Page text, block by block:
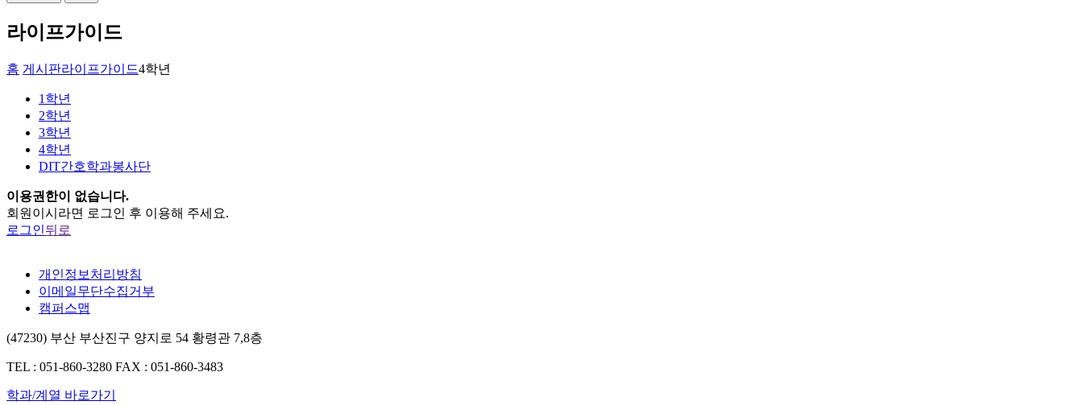
라이프가이드
홈 게시판라이프가이드4학년
1학년
2학년
3학년
4학년
DIT간호학과봉사단
이용권한이 없습니다.
회원이시라면 로그인 후 이용해 주세요.
로그인뒤로
개인정보처리방침
이메일무단수집거부
캠퍼스맵
(47230) 부산 부산진구 양지로 54 황령관 7,8층
TEL : 051-860-3280 FAX : 051-860-3483
학과/계열 바로가기